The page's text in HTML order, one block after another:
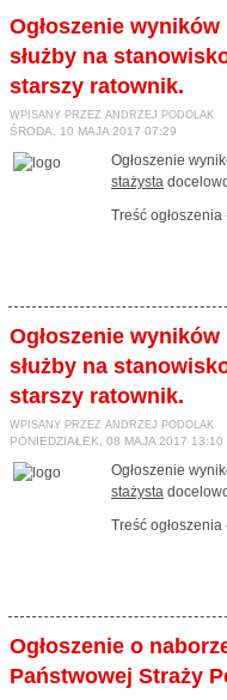
Ogłoszenie
służby na
starszy ratownik.
WPISANY PRZEZ ANDRZEJ PODOLAK
ŚRODA, 10 MAJA 2017 07:29
Ogłoszenie
stażysta
Treść
Ogłoszenie
służby na
starszy ratownik.
WPISANY PRZEZ ANDRZEJ PODOLAK
PONIEDZIAŁEK, 08 MAJA 2017 13:10
Ogłoszenie
stażysta
Treść
Ogłoszenie o
Państwowej Straży